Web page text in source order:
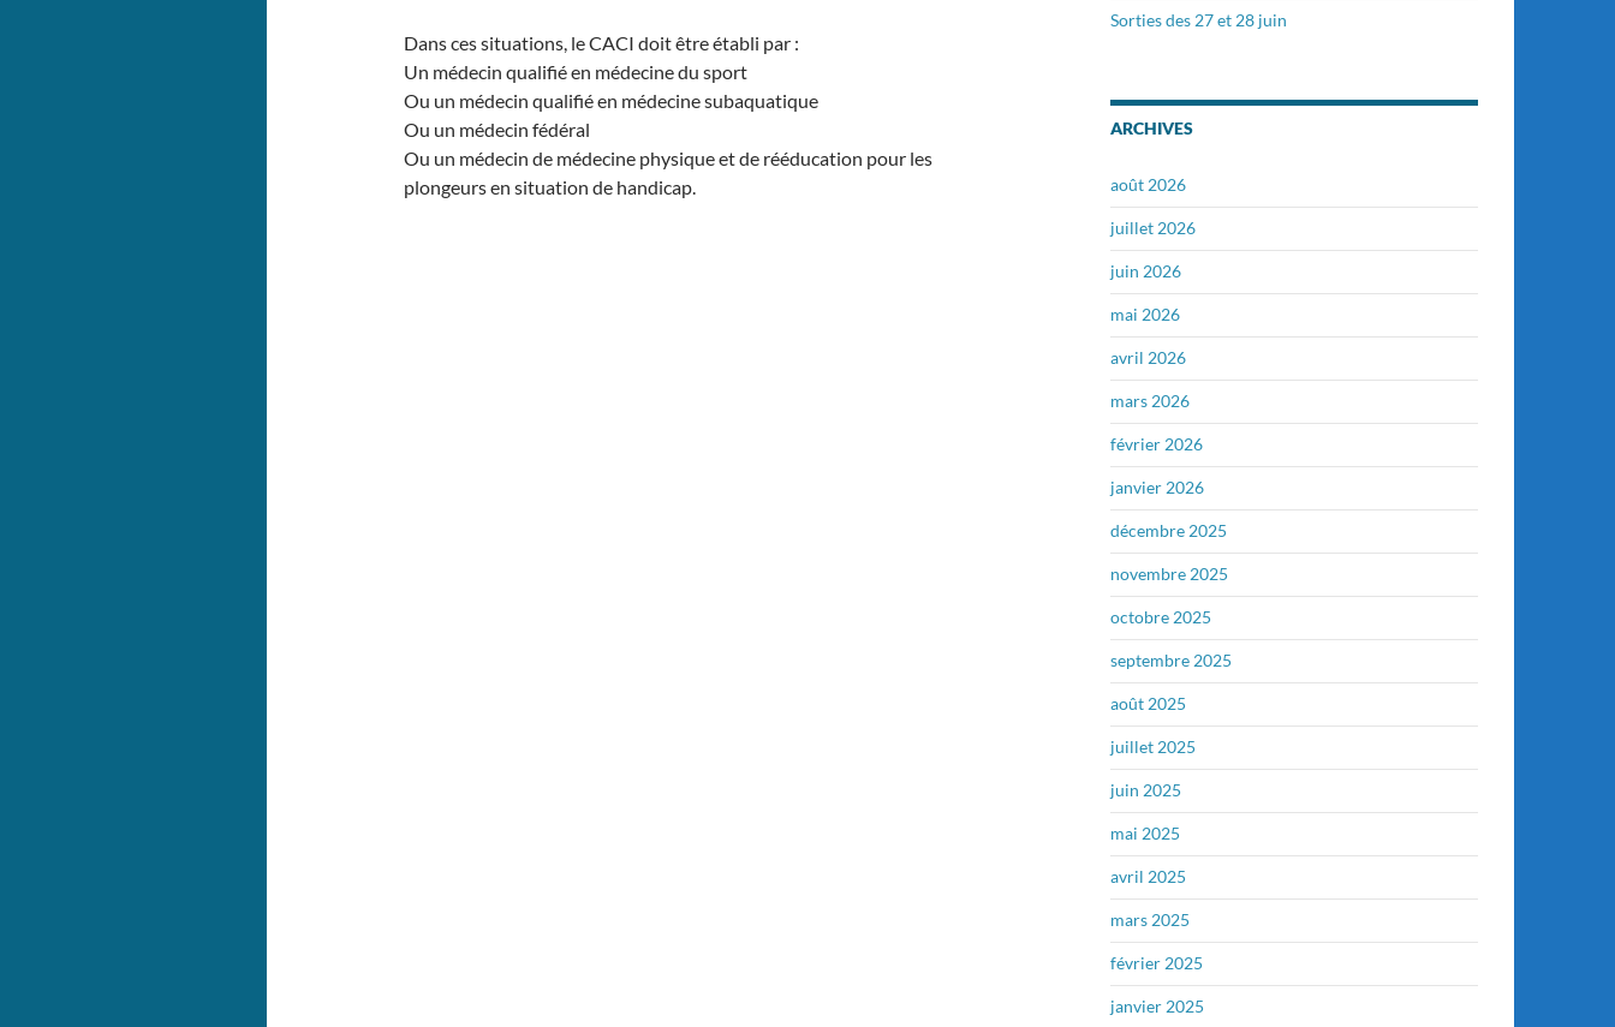
Dans ces situations, le CACI doit être établi par :
Un médecin qualifié en médecine du sport
Ou un médecin qualifié en médecine subaquatique
Ou un médecin fédéral
Ou un médecin de médecine physique et de rééducation pour les
plongeurs en situation de handicap.
Sorties des 27 et 28 juin
ARCHIVES
août 2026
juillet 2026
juin 2026
mai 2026
avril 2026
mars 2026
février 2026
janvier 2026
décembre 2025
novembre 2025
octobre 2025
septembre 2025
août 2025
juillet 2025
juin 2025
mai 2025
avril 2025
mars 2025
février 2025
janvier 2025